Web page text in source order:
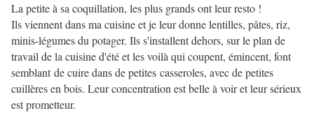
La petite à sa coquillation, les plus grands ont leur resto !
Ils viennent dans ma cuisine et je leur donne lentilles, pâtes, riz,
minis-légumes du potager. Ils s'installent dehors, sur le plan de
travail de la cuisine d'été et les voilà qui coupent, émincent, font
semblant de cuire dans de petites casseroles, avec de petites
cuillères en bois. Leur concentration est belle à voir et leur sérieux
est prometteur.